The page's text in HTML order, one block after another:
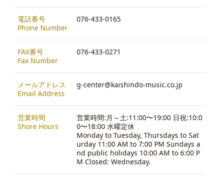
電話番号
Phone Number
076-433-0165
FAX番号
Fax Number
076-433-0271
メールアドレス
Email Address
g-center@kaishindo-music.co.jp
営業時間
Shore Hours
営業時間:月～土:11:00〜19:00 日祝:10:0
0〜18:00 水曜定休
Monday to Tuesday, Thursdays to Sat
urday 11:00 AM to 7:00 PM Sundays a
nd public holidays 10:00 AM to 6:00 P
M Closed: Wednesday.